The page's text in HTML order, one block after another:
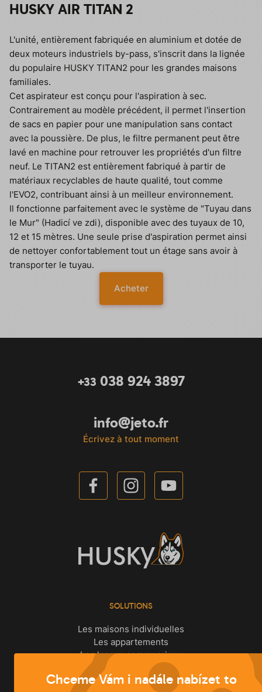
HUSKY AIR TITAN 2
L'unité, entièrement fabriquée en aluminium et dotée de
deux moteurs industriels by-pass, s'inscrit dans la lignée
du populaire HUSKY TITAN2 pour les grandes maisons
familiales.
Cet aspirateur est conçu pour l'aspiration à sec.
Contrairement au modèle précédent, il permet l'insertion
de sacs en papier pour une manipulation sans contact
avec la poussière. De plus, le filtre permanent peut être
lavé en machine pour retrouver les propriétés d'un filtre
neuf. Le TITAN2 est entièrement fabriqué à partir de
matériaux recyclables de haute qualité, tout comme
l'EVO2, contribuant ainsi à un meilleur environnement.
Il fonctionne parfaitement avec le système de "Tuyau dans
le Mur" (Hadicí ve zdi), disponible avec des tuyaux de 10,
12 et 15 mètres. Une seule prise d'aspiration permet ainsi
de nettoyer confortablement tout un étage sans avoir à
transporter le tuyau.
Acheter
+33 038 924 3897
info@jeto.fr
Écrivez à tout moment
SOLUTIONS
Les maisons individuelles
Les appartements
Les locaux commerciaux
Chceme Vám i nadále nabízet to